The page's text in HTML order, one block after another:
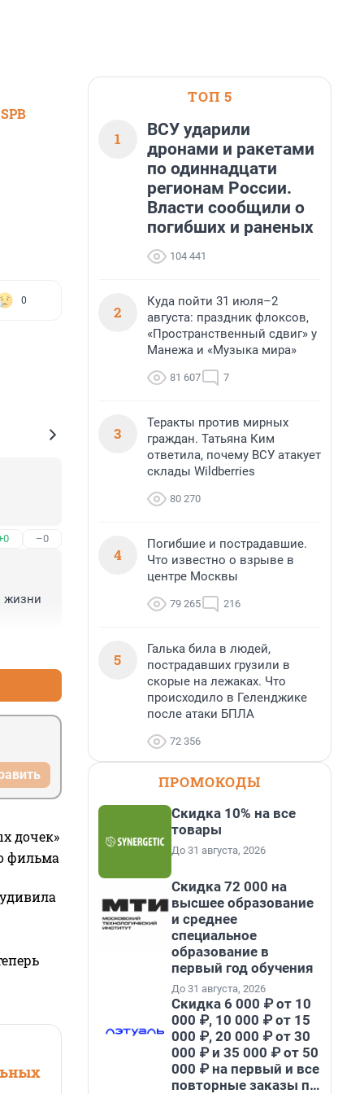
0
–0
жизни
дочек»
фильма
ТОП 5
1
ВСУ ударили
дронами и ракетами
по одиннадцати
регионам России.
Власти сообщили о
погибших и раненых
104 441
2
Куда пойти 31 июля–2
августа: праздник флоксов,
«Пространственный сдвиг» у
Манежа и «Музыка мира»
81 607 7
3
Теракты против мирных
граждан. Татьяна Ким
ответила, почему ВСУ атакует
склады Wildberries
80 270
4
Погибшие и пострадавшие.
Что известно о взрыве в
центре Москвы
79 265 216
5
Галька била в людей,
пострадавших грузили в
скорые на лежаках. Что
происходило в Геленджике
после атаки БПЛА
72 356
ПРОМОКОДЫ
Скидка 10% на все
товары
До 31 августа, 2026
Скидка 72 000 на
высшее образование
и среднее
специальное
образование в
первый год обучения
До 31 августа, 2026
Скидка 6 000 ₽ от 10
000 ₽, 10 000 ₽ от 15
000 ₽, 20 000 ₽ от 30
000 ₽ и 35 000 ₽ от 50
000 ₽ на первый и все
повторные заказы по